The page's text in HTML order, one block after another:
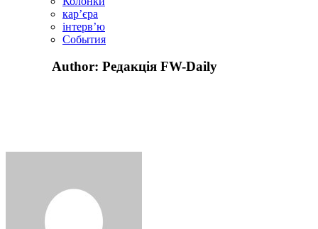
кар’єра
інтерв’ю
Cобытия
Author: Редакція FW-Daily